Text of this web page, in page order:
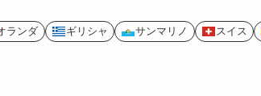
ランダ ギリシャ サンマリノ スイス